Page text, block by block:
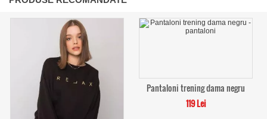
Pantaloni trening dama negru
119 Lei